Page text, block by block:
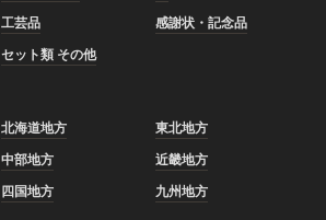
工芸品
感謝状・記念品
セット類 その他
北海道地方
東北地方
中部地方
近畿地方
四国地方 九州地方